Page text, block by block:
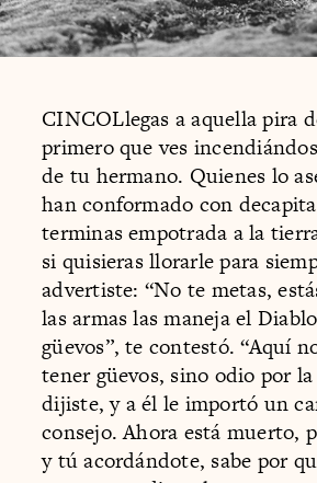
CINCOLlegas a aquella pira
primero que ves
de tu hermano. Quienes lo
han conformado con
terminas empotrada a la
si quisieras llorarle para
advertiste: “No te metas,
las armas las maneja el
güevos”, te contestó. “Aquí
tener güevos, sino odio por
dijiste, y a él le importó un
consejo. Ahora está muerto,
y tú acordándote, sabe por